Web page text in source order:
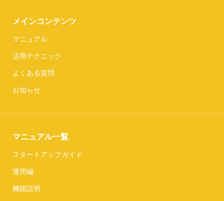
メインコンテンツ
マニュアル
活用テクニック
よくある質問
お知らせ
マニュアル一覧
スタートアップガイド
運用編
機能説明